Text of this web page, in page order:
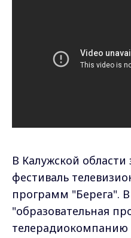
В Калужской
фестиваль
программ "Берега".
"образовательная
телерадиокомпанию